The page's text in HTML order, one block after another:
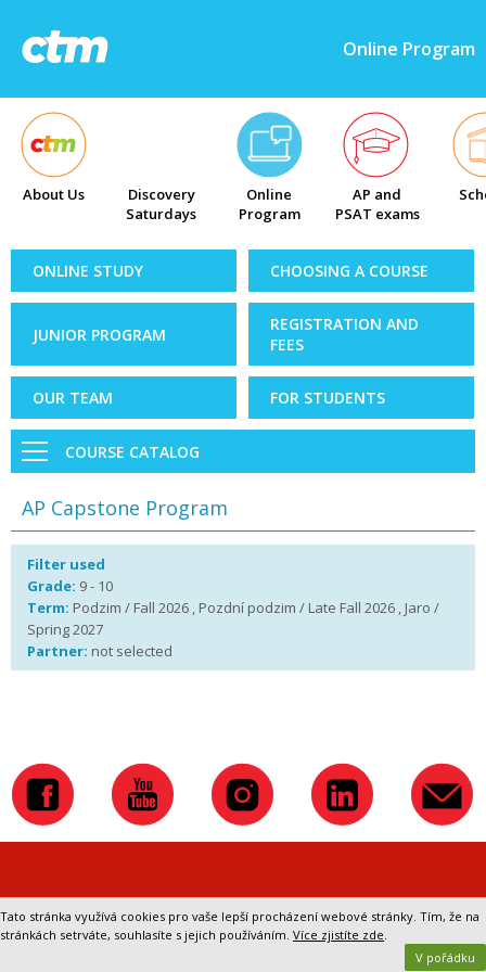
Online Program
About Us
Discovery
Saturdays
Online
Program
AP and
PSAT exams
ONLINE STUDY CHOOSING A COURSE
JUNIOR PROGRAM
REGISTRATION AND
FEES
OUR TEAM FOR STUDENTS
COURSE CATALOG
AP Capstone Program
Filter used
Grade: 9 - 10
Term: Podzim / Fall 2026 , Pozdní podzim / Late Fall 2026 , Jaro /
Spring 2027
Partner: not selected
Přepnout na klasickou verzi webu
Tato stránka využívá cookies pro vaše lepší procházení webové stránky. Tím, že na
stránkách setrváte, souhlasíte s jejich používáním. Více zjistíte zde.
V pořádku